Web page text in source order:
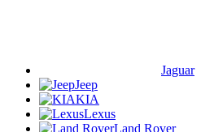
Jaguar
Jeep
KIA
Lexus
Land Rover